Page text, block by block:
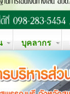
บุคลากร